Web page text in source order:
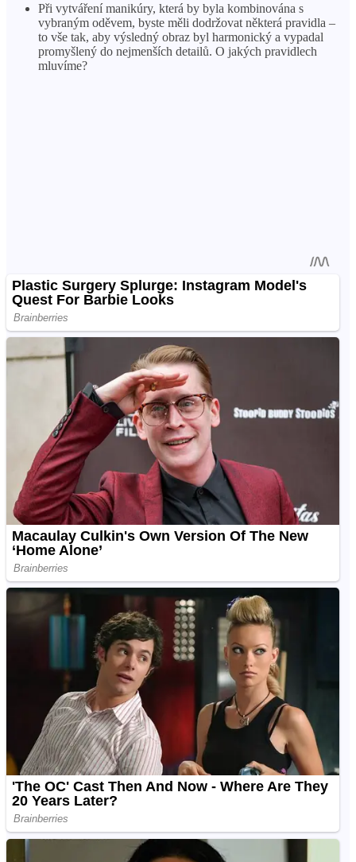
Při vytváření manikúry, která by byla kombinována s
vybraným oděvem, byste měli dodržovat některá pravidla –
to vše tak, aby výsledný obraz byl harmonický a vypadal
promyšlený do nejmenších detailů. O jakých pravidlech
mluvíme?